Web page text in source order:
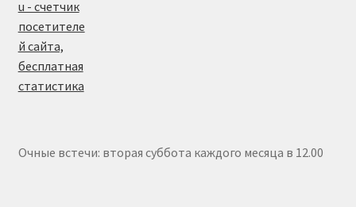
Очные встечи: вторая суббота каждого месяца в 12.00